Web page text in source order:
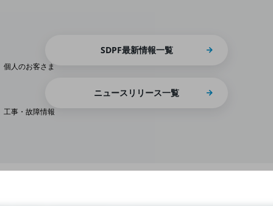
個人のお客さま
工事・故障情報
SDPF最新情報一覧
ニュースリリース一覧